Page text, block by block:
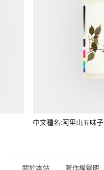
中文種名:阿里山五味子
關於本站 著作權聲明